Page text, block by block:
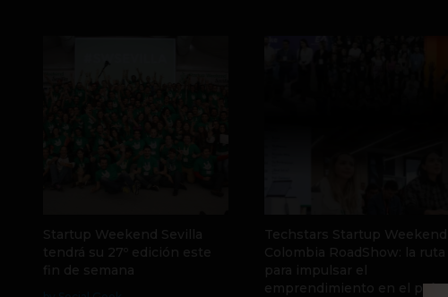
Startup Weekend Sevilla
tendrá su 27º edición este
fin de semana
Techstars Startup Weekend
Colombia RoadShow: la ruta
para impulsar el
emprendimiento en el país